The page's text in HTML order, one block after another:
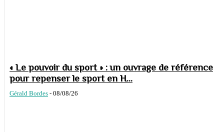
« Le pouvoir du sport » : un ouvrage de référence
pour repenser le sport en H...
Gérald Bordes - 08/08/26